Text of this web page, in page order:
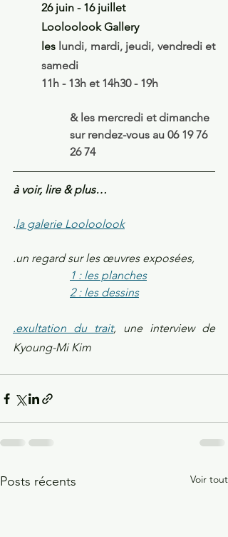
26 juin - 16 juillet
Looloolook Gallery
les lundi, mardi, jeudi, vendredi et
samedi
11h - 13h et 14h30 - 19h
& les mercredi et dimanche
sur rendez-vous au 06 19 76
26 74
à voir, lire & plus…
.la galerie Looloolook
.un regard sur les œuvres exposées,
1 : les planches
2 : les dessins
.exultation du trait, une interview de
Kyoung-Mi Kim
Posts récents Voir tout